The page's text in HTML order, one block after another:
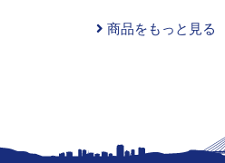
商品をもっと見る